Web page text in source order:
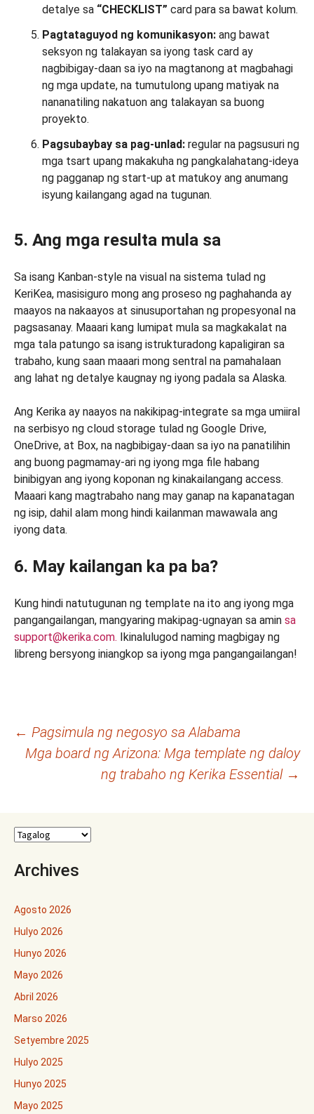
detalye sa “CHECKLIST” card para sa bawat kolum.
Pagtataguyod ng komunikasyon: ang bawat
seksyon ng talakayan sa iyong task card ay
nagbibigay-daan sa iyo na magtanong at magbahagi
ng mga update, na tumutulong upang matiyak na
nananatiling nakatuon ang talakayan sa buong
proyekto.
Pagsubaybay sa pag-unlad: regular na pagsusuri ng
mga tsart upang makakuha ng pangkalahatang-ideya
ng pagganap ng start-up at matukoy ang anumang
isyung kailangang agad na tugunan.
5. Ang mga resulta mula sa
Sa isang Kanban-style na visual na sistema tulad ng
KeriKea, masisiguro mong ang proseso ng paghahanda ay
maayos na nakaayos at sinusuportahan ng propesyonal na
pagsasanay. Maaari kang lumipat mula sa magkakalat na
mga tala patungo sa isang istrukturadong kapaligiran sa
trabaho, kung saan maaari mong sentral na pamahalaan
ang lahat ng detalye kaugnay ng iyong padala sa Alaska.
Ang Kerika ay naayos na nakikipag-integrate sa mga umiiral
na serbisyo ng cloud storage tulad ng Google Drive,
OneDrive, at Box, na nagbibigay-daan sa iyo na panatilihin
ang buong pagmamay-ari ng iyong mga file habang
binibigyan ang iyong koponan ng kinakailangang access.
Maaari kang magtrabaho nang may ganap na kapanatagan
ng isip, dahil alam mong hindi kailanman mawawala ang
iyong data.
6. May kailangan ka pa ba?
Kung hindi natutugunan ng template na ito ang iyong mga
pangangailangan, mangyaring makipag-ugnayan sa amin sa
support@kerika.com. Ikinalulugod naming magbigay ng
libreng bersyong iniangkop sa iyong mga pangangailangan!
Post
navigation
← Pagsimula ng negosyo sa Alabama
Mga board ng Arizona: Mga template ng daloy
ng trabaho ng Kerika Essential →
Archives
Agosto 2026
Hulyo 2026
Hunyo 2026
Mayo 2026
Abril 2026
Marso 2026
Setyembre 2025
Hulyo 2025
Hunyo 2025
Mayo 2025